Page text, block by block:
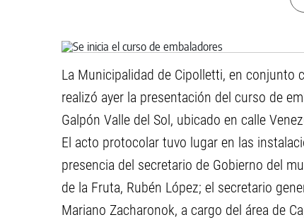
La Municipalidad de Cipolletti, en conjunto
realizó ayer la presentación del curso de
Galpón Valle del Sol, ubicado en calle
El acto protocolar tuvo lugar en las
presencia del secretario de Gobierno del
de la Fruta, Rubén López; el secretario
Mariano Zacharonok, a cargo del área de